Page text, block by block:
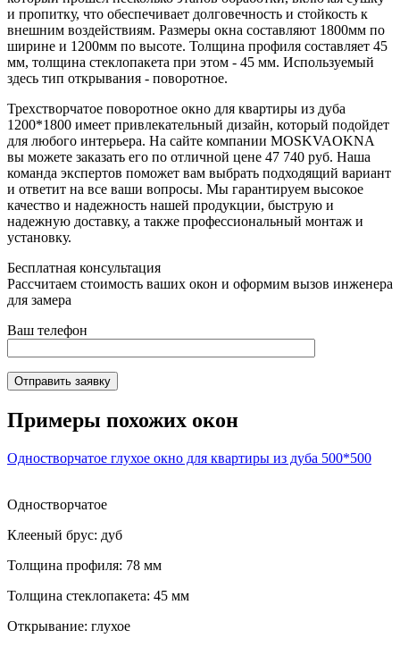
и пропитку, что обеспечивает долговечность и стойкость к
внешним воздействиям. Размеры окна составляют 1800мм по
ширине и 1200мм по высоте. Толщина профиля составляет 45
мм, толщина стеклопакета при этом - 45 мм. Используемый
здесь тип открывания - поворотное.
Трехстворчатое поворотное окно для квартиры из дуба
1200*1800 имеет привлекательный дизайн, который подойдет
для любого интерьера. На сайте компании MOSKVAOKNA
вы можете заказать его по отличной цене 47 740 руб. Наша
команда экспертов поможет вам выбрать подходящий вариант
и ответит на все ваши вопросы. Мы гарантируем высокое
качество и надежность нашей продукции, быструю и
надежную доставку, а также профессиональный монтаж и
установку.
Бесплатная консультация
Рассчитаем стоимость ваших окон и оформим вызов инженера
для замера
Ваш телефон
Отправить заявку
Примеры похожих окон
Одностворчатое глухое окно для квартиры из дуба 500*500
Одностворчатое
Клееный брус: дуб
Толщина профиля: 78 мм
Толщина стеклопакета: 45 мм
Открывание: глухое